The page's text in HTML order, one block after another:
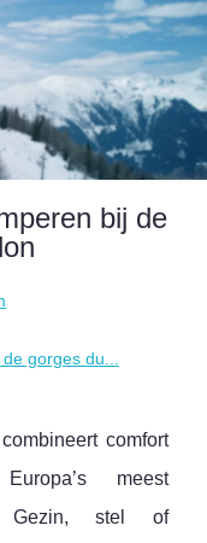
bij de
gorges du...
comfort
meest
Gezin, stel of